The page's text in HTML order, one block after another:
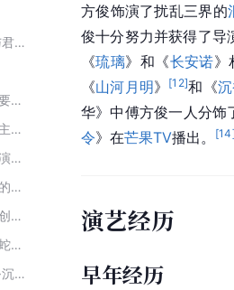
2021年电视剧《与君歌》主演阵容
《瑶象传奇》的主要演员
电视剧《真相》的主要演员
电视剧《千香》的演职人员
电视剧《千秋令》的主要演职员
电视剧《琉璃》主创团队
电视剧《天乩之白蛇传说》的主要演职员
电视剧《沉香如屑·沉香重华》主要演员
方俊饰演了扰乱三界的
俊十分努力并获得了导
《琉璃》和《长安诺》
《山河月明》 [12]和《
华》中傅方俊一人分饰
令》在芒果TV播出。 [14
演艺经历
早年经历